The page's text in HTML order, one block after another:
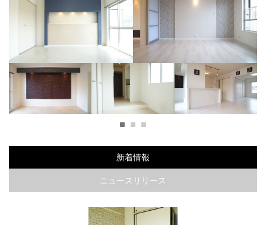
大胆なクロスを使用したシティ派大人モダン
海外のホテルの様なラグジュア
Ｏｌｄ Ｎｅｗ Ｙｏｒｋ ｓｔ
ダークカラー×パステルカ
白とブルーで統一したス
タイリッシュなお部屋
うずまき模様が可愛いお
1 2
新着情報
ニュースリリース